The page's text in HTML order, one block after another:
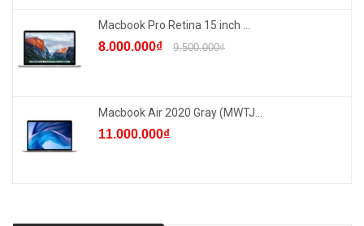
Macbook Pro Retina 15 inch ...
8.000.000₫ 9.500.000₫
Macbook Air 2020 Gray (MWTJ...
11.000.000₫